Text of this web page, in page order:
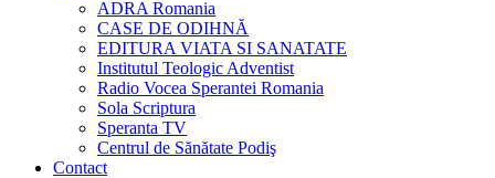
ADRA Romania
CASE DE ODIHNĂ
EDITURA VIATA SI SANATATE
Institutul Teologic Adventist
Radio Vocea Sperantei Romania
Sola Scriptura
Speranta TV
Centrul de Sănătate Podiş
Contact